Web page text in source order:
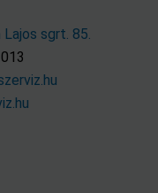
sgrt. 85.